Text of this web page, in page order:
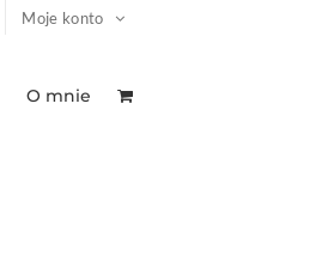
Moje konto
O mnie